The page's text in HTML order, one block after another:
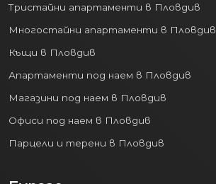
Тристайни апартаменти в Пловдив
Многостайни апартаменти в Пловдив
Къщи в Пловдив
Апартаменти под наем в Пловдив
Магазини под наем в Пловдив
Офиси под наем в Пловдив
Парцели и терени в Пловдив